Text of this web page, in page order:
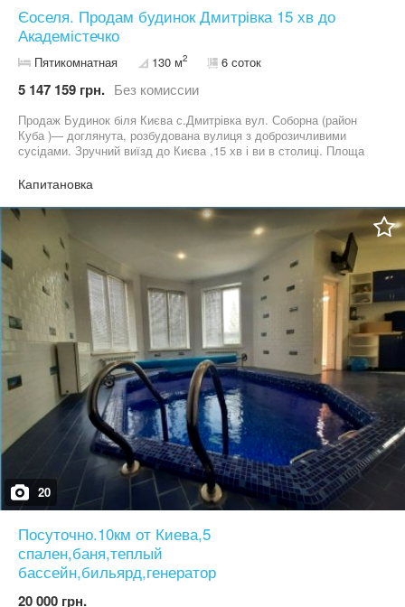
Єоселя. Продам будинок Дмитрівка 15 хв до
Академістечко
Пятикомнатная 130 м2 6 соток
5 147 159 грн. Без комиссии
Продаж Будинок біля Києва с.Дмитрівка вул. Соборна (район
Куба )— доглянута, розбудована вулиця з доброзичливими
сусідами. Зручний виїзд до Києва ,15 хв і ви в столиці. Площа
•е/е -16кВт •вода-свердловина •газ по вулиці(є проєкт ) ⸻
• Гардеробна кімната • Технічна кімната • Велика крита тераса —
ідеальне місце для ранкової кави чи вечері з родиною •
Експлуатований дах із окремим виходом — додатковий простір
для відпочинку або лаунж-зони ⸻ Будинок збудований із
дотриманням усіх технологій: міцний фундамент, якісні
матеріали, продумане планування. Будували для себе. Будинок
готовий до ремонту Можна замовити ремонт під ключ 115000$
Пропозиція без комісії Є-Оселя-так
Капитановка
20
Посуточно.10км от Киева,5
спален,баня,теплый
бассейн,бильярд,генератор
20 000 грн.